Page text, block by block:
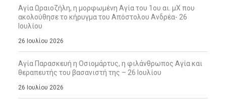
Αγία Ωραιοζήλη, η μορφωμένη Αγία του 1ου αι. μΧ που
ακολούθησε το κήρυγμα του Απόστολου Ανδρέα- 26
Ιουλίου
26 Ιουλίου 2026
Αγία Παρασκευή η Οσιομάρτυς, η φιλάνθρωπος Αγία και
θεραπευτής του βασανιστή της – 26 Ιουλίου
26 Ιουλίου 2026